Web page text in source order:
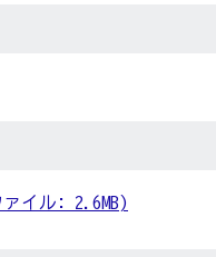
イル: 2.6MB)